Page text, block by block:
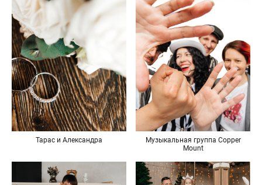
Тарас и Александра
Музыкальная группа Copper
Mount